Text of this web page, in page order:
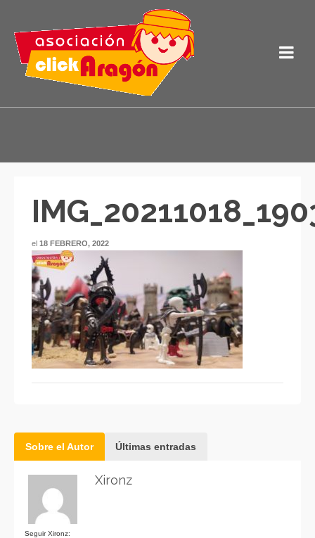
el 18 FEBRERO, 2022
Sobre el Autor Últimas entradas
Seguir Xironz:
Xironz